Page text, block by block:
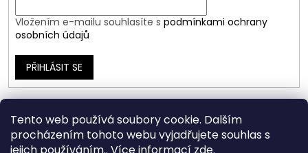
Tento web používá soubory cookie. Dalším
procházením tohoto webu vyjadřujete souhlas s
Vložením e-mailu souhlasíte s podmínkami ochrany
osobních údajů
PŘIHLÁSIT SE